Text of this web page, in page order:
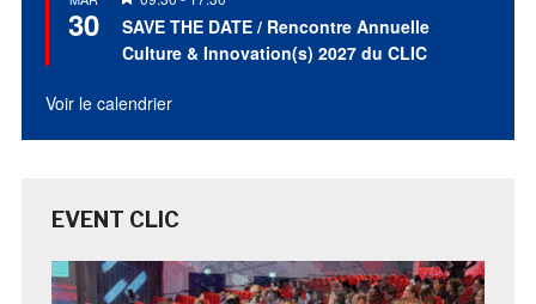
30
en
avant
SAVE THE DATE / Rencontre Annuelle
Culture & Innovation(s) 2027 du CLIC
Voir le calendrier
EVENT CLIC